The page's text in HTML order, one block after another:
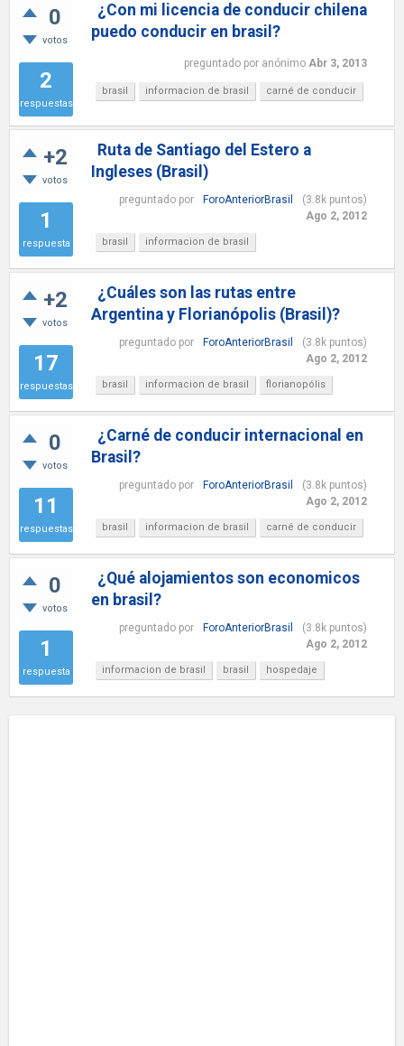
0
votos
2
respuestas
¿Con mi licencia de conducir chilena
puedo conducir en brasil?
preguntado por anónimo Abr 3, 2013
brasil informacion de brasil carné de conducir
+2
votos
1
respuesta
Ruta de Santiago del Estero a
Ingleses (Brasil)
preguntado por ForoAnteriorBrasil (3.8kpuntos)
Ago 2, 2012
brasil informacion de brasil
+2
votos
17
respuestas
¿Cuáles son las rutas entre
Argentina y Florianópolis (Brasil)?
preguntado por ForoAnteriorBrasil (3.8kpuntos)
Ago 2, 2012
brasil informacion de brasil florianopólis
0
votos
11
respuestas
¿Carné de conducir internacional en
Brasil?
preguntado por ForoAnteriorBrasil (3.8kpuntos)
Ago 2, 2012
brasil informacion de brasil carné de conducir
0
votos
1
respuesta
¿Qué alojamientos son economicos
en brasil?
preguntado por ForoAnteriorBrasil (3.8kpuntos)
Ago 2, 2012
informacion de brasil brasil hospedaje